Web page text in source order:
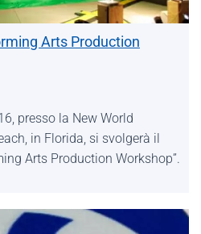
Arts Production
presso la New World
in Florida, si svolgerà il
Arts Production Workshop”.